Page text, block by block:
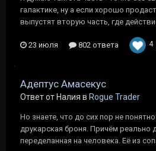
галактике, ну а если хорошо
выпустят вторую часть, где
23 июля 802 ответа 4
Адептус Амасекус
Ответ от Налия в Rogue Trader
Но знаете, что до сих пор не
друкарская броня. Причём реально
переделанная на человека. Её из